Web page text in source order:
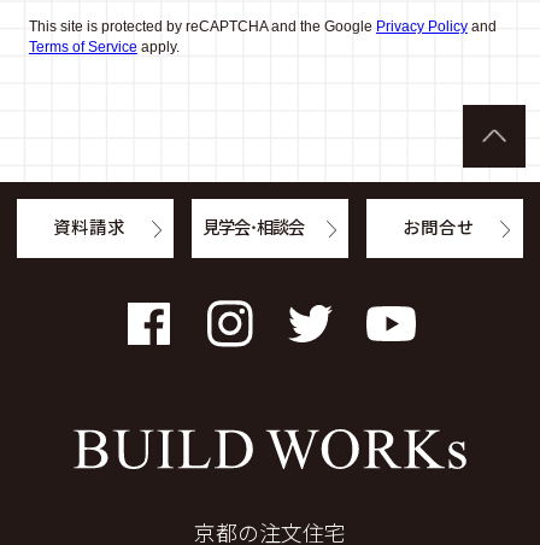
This site is protected by reCAPTCHA and the Google Privacy Policyand
Terms of Service apply.
FacebookInstagramTwitter YouTube
京都の注文住宅
資料請求 見学会・相談会 お問合せ